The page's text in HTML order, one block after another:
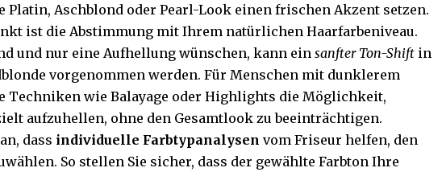
Platin, Aschblond oder Pearl-Look einen frischen Akzent setzen.
ist die Abstimmung mit Ihrem natürlichen Haarfarbeniveau.
und nur eine Aufhellung wünschen, kann einsanfter Ton-Shift in
vorgenommen werden. Für Menschen mit dunklerem
Techniken wie Balayage oder Highlights die Möglichkeit,
aufzuhellen, ohne den Gesamtlook zu beeinträchtigen.
dass individuelle Farbtypanalysen vom Friseur helfen, den
So stellen Sie sicher, dass der gewählte Farbton Ihre